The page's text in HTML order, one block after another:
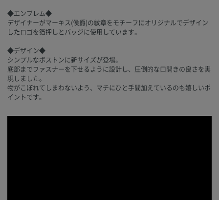
◆エンブレム◆
デザイナーがマーキス(侯爵)の紋章をモチーフにオリジナルでデザイン
したロゴを箔押しとバッジに使用しています。
◆デザイン◆
シンプルなボストンに新サイズが登場。
底部までファスナーを下せるように設計し、圧倒的な口開きの良さを実
現しました。
物がこぼれてしまわないよう、マチにひと手間加えているのも嬉しいポ
イントです。